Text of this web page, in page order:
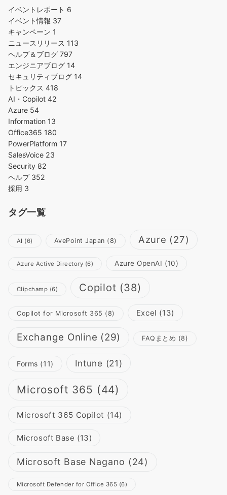
イベントレポート 6
イベント情報 37
キャンペーン 1
ニュースリリース 113
ヘルプ＆ブログ 797
エンジニアブログ 14
セキュリティブログ 14
トピックス 418
AI・Copilot 42
Azure 54
Information 13
Office365 180
PowerPlatform 17
SalesVoice 23
Security 82
ヘルプ 352
採用 3
タグ一覧
AI (6) AvePoint Japan (8) Azure (27)
Azure Active Directory (6) Azure OpenAI (10)
Clipchamp (6) Copilot (38)
Copilot for Microsoft 365 (8) Excel (13)
Exchange Online (29) FAQまとめ (8)
Forms (11) Intune (21)
Microsoft 365 (44)
Microsoft 365 Copilot (14)
Microsoft Base (13)
Microsoft Base Nagano (24)
Microsoft Defender for Office 365 (6)